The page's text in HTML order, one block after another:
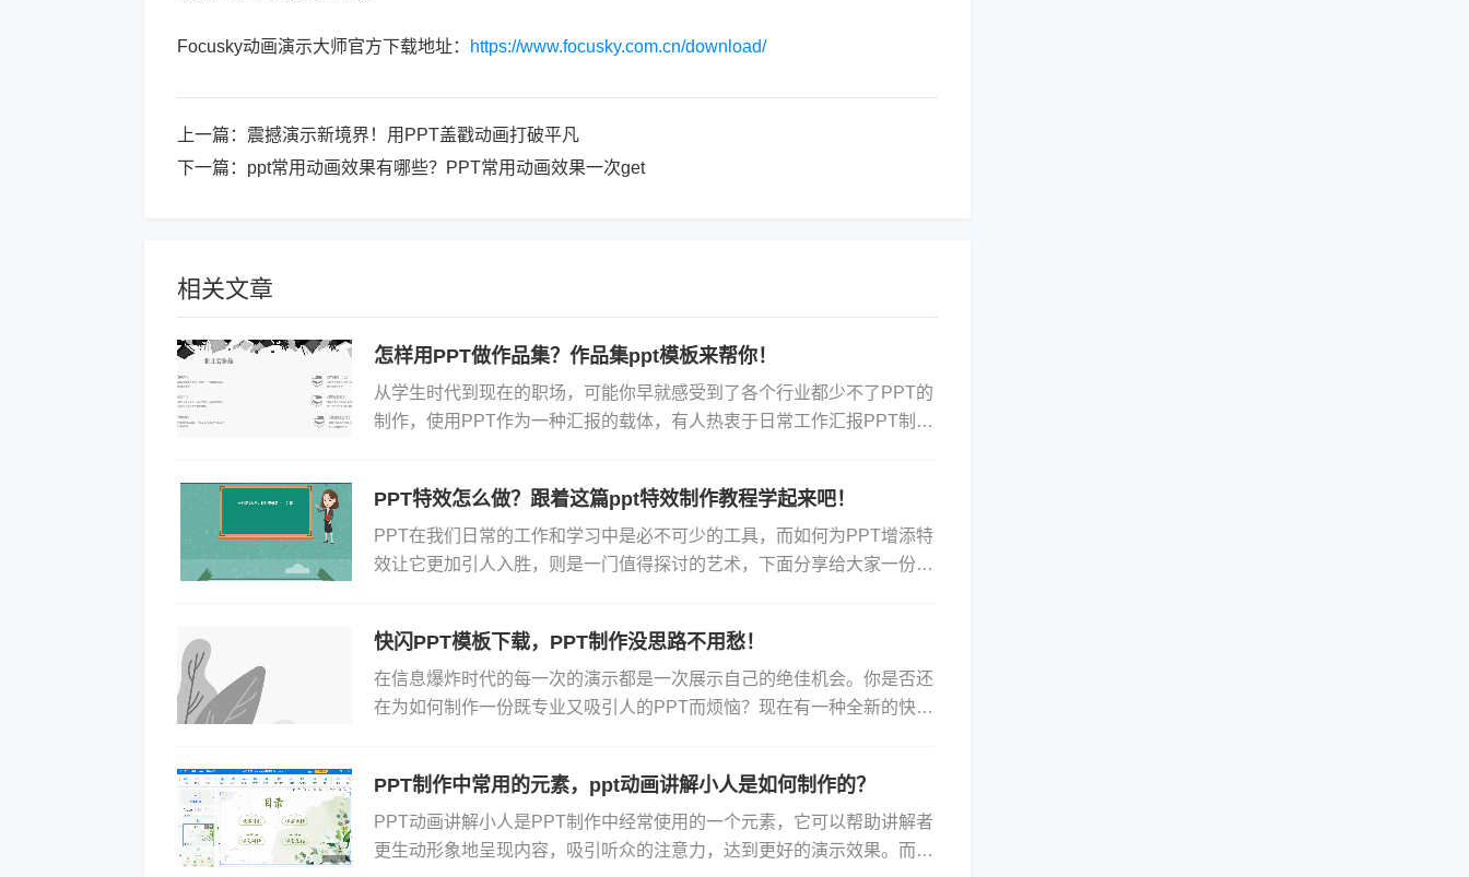
Focusky动画演示大师官方下载地址： https://www.focusky.com.cn/download/
上一篇： 震撼演示新境界！用PPT盖戳动画打破平凡
下一篇： ppt常用动画效果有哪些？PPT常用动画效果一次get
相关文章
怎样用PPT做作品集？作品集ppt模板来帮你！
从学生时代到现在的职场，可能你早就感受到了各个行业都少不了PPT的
制作，使用PPT作为一种汇报的载体，有人热衷于日常工作汇报PPT制
PPT特效怎么做？跟着这篇ppt特效制作教程学起来吧！
PPT在我们日常的工作和学习中是必不可少的工具，而如何为PPT增添特
效让它更加引人入胜，则是一门值得探讨的艺术，下面分享给大家一份
快闪PPT模板下载，PPT制作没思路不用愁！
在信息爆炸时代的每一次的演示都是一次展示自己的绝佳机会。你是否还
在为如何制作一份既专业又吸引人的PPT而烦恼？现在有一种全新的快闪
PPT制作中常用的元素，ppt动画讲解小人是如何制作的？
PPT动画讲解小人是PPT制作中经常使用的一个元素，它可以帮助讲解者
更生动形象地呈现内容，吸引听众的注意力，达到更好的演示效果。而在